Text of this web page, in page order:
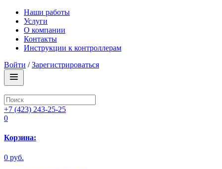
Наши работы
Услуги
О компании
Контакты
Инструкции к контроллерам
Войти /Зарегистрироваться
+7 (423) 243-25-25
0
Корзина:
0 руб.